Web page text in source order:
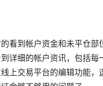
看到帐户资金和未平仓
详细的帐户资讯，包括
上交易平台的编辑功能